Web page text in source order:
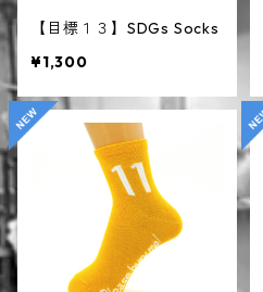
【目標１３】SDGs Socks
¥1,300